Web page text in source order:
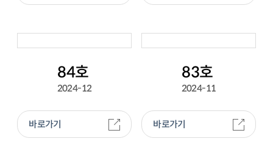
84호
2024-12
바로가기
83호
2024-11
바로가기